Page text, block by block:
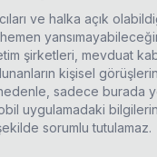
ve halka açık
yansımayabileceğini
şirketleri, mevduat
kişisel
sadece burada
uygulamadaki
sorumlu tutulamaz.